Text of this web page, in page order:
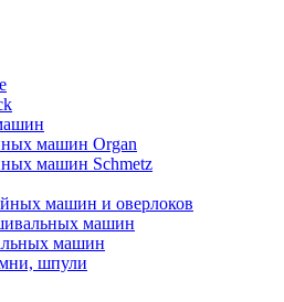
машин Organ
машин Schmetz
машин и оверлоков
машин
машин
шпули